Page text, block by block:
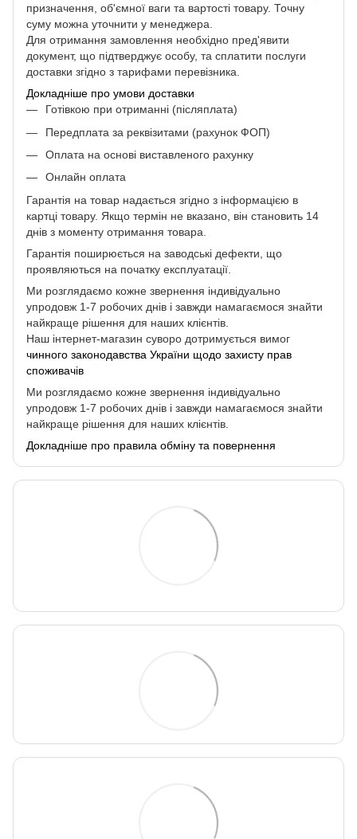
призначення, об'ємної ваги та вартості товару. Точну
суму можна уточнити у менеджера.
Для отримання замовлення необхідно пред'явити
документ, що підтверджує особу, та сплатити послуги
доставки згідно з тарифами перевізника.
Докладніше про умови доставки
Готівкою при отриманні (післяплата)
Передплата за реквізитами (рахунок ФОП)
Оплата на основі виставленого рахунку
Онлайн оплата
Гарантія на товар надається згідно з інформацією в
картці товару. Якщо термін не вказано, він становить 14
днів з моменту отримання товара.
Гарантія поширюється на заводські дефекти, що
проявляються на початку експлуатації.
Ми розглядаємо кожне звернення індивідуально
упродовж 1-7 робочих днів і завжди намагаємося знайти
найкраще рішення для наших клієнтів.
Наш інтернет-магазин суворо дотримується вимог
чинного законодавства України щодо захисту прав
споживачів
Ми розглядаємо кожне звернення індивідуально
упродовж 1-7 робочих днів і завжди намагаємося знайти
найкраще рішення для наших клієнтів.
Докладніше про правила обміну та повернення